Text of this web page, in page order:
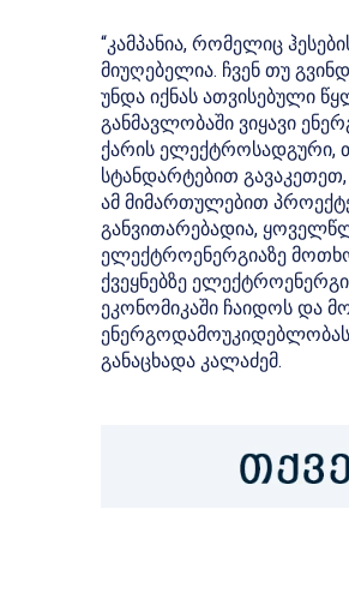
“კამპანია, რომელიც
მიუღებელია. ჩვენ თუ
უნდა იქნას ათვისებული
განმავლობაში ვიყავი
ქარის ელექტროსადგური,
სტანდარტებით
ამ მიმართულებით
განვითარებადია,
ელექტროენერგიაზე
ქვეყნებზე
ეკონომიკაში ჩაიდოს და
ენერგოდამოუკიდებლობას,
განაცხადა კალაძემ.